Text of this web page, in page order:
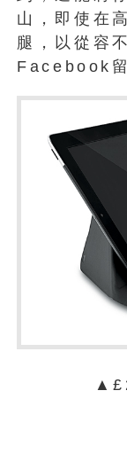
山，即使在
腿，以從容
Facebook留